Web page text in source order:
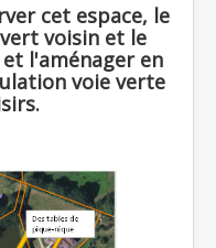
cet espace, le
voisin et le
l'aménager en
voie verte